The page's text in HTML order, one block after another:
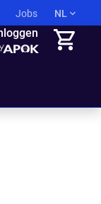
Jobs NL